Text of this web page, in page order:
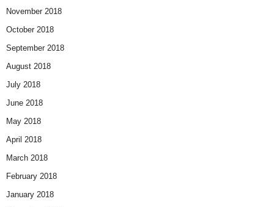
November 2018
October 2018
September 2018
August 2018
July 2018
June 2018
May 2018
April 2018
March 2018
February 2018
January 2018